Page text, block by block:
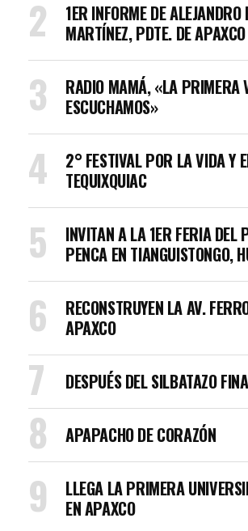
1ER INFORME DE ALEJANDRO
MARTÍNEZ, PDTE. DE APAXCO
RADIO MAMÁ, «LA PRIMERA
ESCUCHAMOS»
2° FESTIVAL POR LA VIDA Y
TEQUIXQUIAC
INVITAN A LA 1ER FERIA DEL
PENCA EN TIANGUISTONGO,
RECONSTRUYEN LA AV.
APAXCO
DESPUÉS DEL SILBATAZO
APAPACHO DE CORAZÓN
LLEGA LA PRIMERA
EN APAXCO